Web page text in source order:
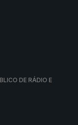
DE RÁDIO E